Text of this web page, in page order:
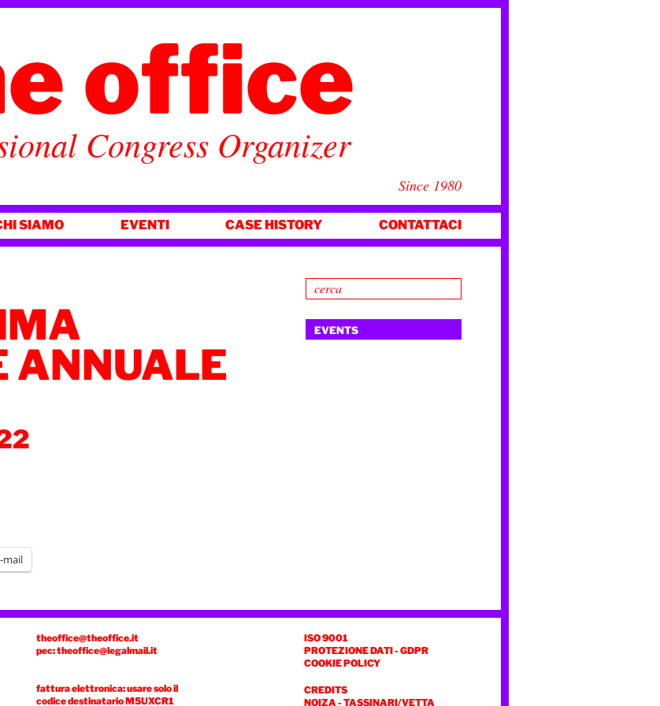
office
Congress Organizer
Since 1980
SIAMO EVENTI CASE HISTORY CONTATTACI
ANNUALE
mail
EVENTS
theoffice@theoffice.it
pec: theoffice@legalmail.it
fattura elettronica: usare solo il
codice destinatarioM5UXCR1
ISO 9001
PROTEZIONE DATI - GDPR
COOKIE POLICY
CREDITS
NOIZA- TASSINARI/VETTA